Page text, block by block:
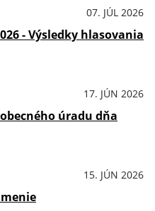
07. JÚL 2026
- Výsledky hlasovania
17. JÚN 2026
úradu dňa
15. JÚN 2026